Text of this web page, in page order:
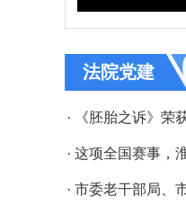
法院党建
· 《胚胎之诉》荣
· 这项全国赛事，
· 市委老干部局、